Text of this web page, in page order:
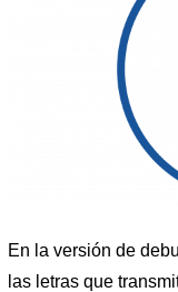
En la versión de
las letras que